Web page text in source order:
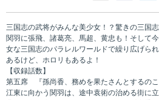
三国志の武将がみんな美少女！？驚きの三国志
関羽に張飛、諸葛亮、馬超、黄忠も！そして
女な三国志のパラレルワールドで繰り広げら
あるけど、ホロリもあるよ！
【収録話数】
第五席 『孫尚香、務めを果たさんとするのこ
江東に向かう関羽は、途中袁術の治める街に